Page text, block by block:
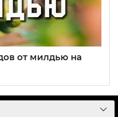
от милдью на
легко преодолеют милдью на